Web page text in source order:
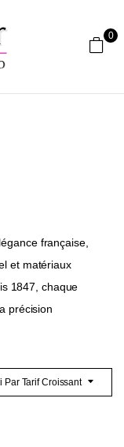
0
française,
et matériaux
1847, chaque
précision
Par Tarif Croissant